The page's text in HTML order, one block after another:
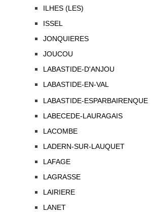
ILHES (LES)
ISSEL
JONQUIERES
JOUCOU
LABASTIDE-D'ANJOU
LABASTIDE-EN-VAL
LABASTIDE-ESPARBAIRENQUE
LABECEDE-LAURAGAIS
LACOMBE
LADERN-SUR-LAUQUET
LAFAGE
LAGRASSE
LAIRIERE
LANET